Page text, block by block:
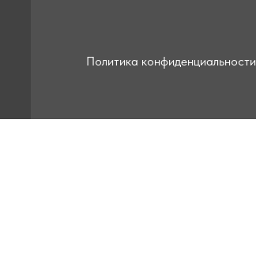
Политика конфиденциальности